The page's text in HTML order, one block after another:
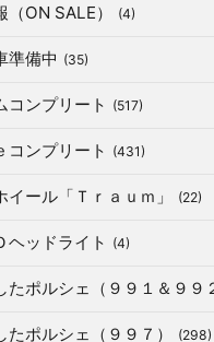
ON SALE） (4)
準備中 (35)
コンプリート (517)
コンプリート (431)
イール「Ｔｒａｕｍ」 (22)
ヘッドライト (4)
たポルシェ（９９１＆９９
ポルシェ（９９７） (298)